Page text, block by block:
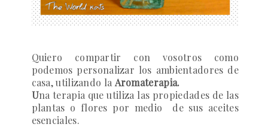
Quiero compartir con vosotros como
podemos personalizar los ambientadores de
casa, utilizando la Aromaterapia.
Una terapia que utiliza las propiedades de las
plantas o flores por medio
de sus aceites
esenciales.